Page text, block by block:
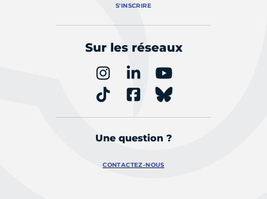
S'INSCRIRE
Sur les réseaux
Une question ?
CONTACTEZ-NOUS